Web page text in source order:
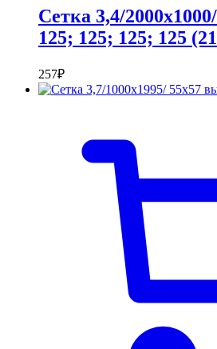
Сетка 3,4/
125; 125; 125; 125
257₽